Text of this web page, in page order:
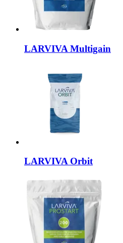
LARVIVA Multigain
LARVIVA Orbit